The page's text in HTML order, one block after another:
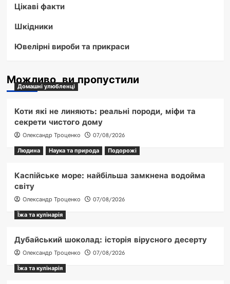
Цікаві факти
Шкідники
Ювелірні вироби та прикраси
Можливо, ви пропустили
Домашні улюбленці
Коти які не линяють: реальні породи, міфи та
секрети чистого дому
Олександр Троценко
07/08/2026
Людина
Наука та природа Подорожі
Каспійське море: найбільша замкнена водойма
світу
Олександр Троценко
07/08/2026
Їжа та кулінарія
Дубайський шоколад: історія вірусного десерту
Олександр Троценко
07/08/2026
Їжа та кулінарія